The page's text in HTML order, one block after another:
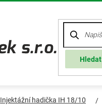
Hledat
Injektážní hadička IH 18/10